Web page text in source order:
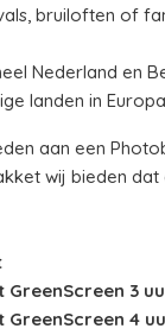
bruiloften of
Nederland en
landen in
aan een
wij bieden dat
3
4